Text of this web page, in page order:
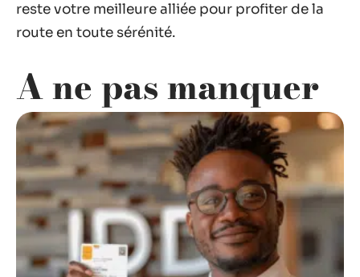
reste votre meilleure alliée pour profiter de la
route en toute sérénité.
A ne pas manquer